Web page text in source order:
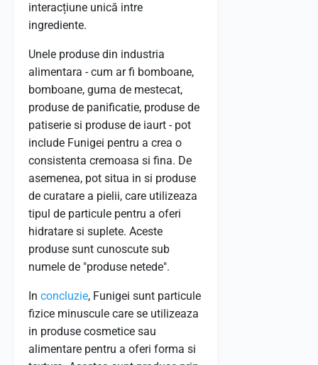
interacțiune unică intre
ingrediente.
Unele produse din industria
alimentara - cum ar fi bomboane,
bomboane, guma de mestecat,
produse de panificatie, produse de
patiserie si produse de iaurt - pot
include Funigei pentru a crea o
consistenta cremoasa si fina. De
asemenea, pot situa in si produse
de curatare a pielii, care utilizeaza
tipul de particule pentru a oferi
hidratare si suplete. Aceste
produse sunt cunoscute sub
numele de "produse netede".
In concluzie, Funigei sunt particule
fizice minuscule care se utilizeaza
in produse cosmetice sau
alimentare pentru a oferi forma si